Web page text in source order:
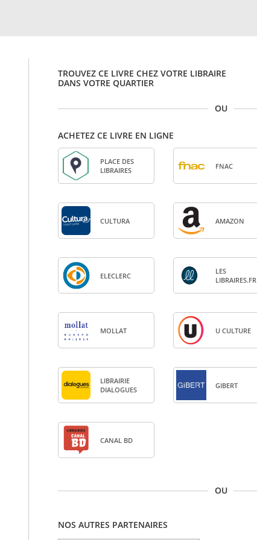
TROUVEZ CE LIVRE CHEZ VOTRE LIBRAIRE
DANS VOTRE QUARTIER
OU
ACHETEZ CE LIVRE EN LIGNE
PLACE DES
LIBRAIRES
FNAC
CULTURA AMA­ZON
ELE­CLERC
LES
LIBRAIRES.FR
MOL­LAT U CULTURE
LIBRAI­RIE
DIA­LOGUES
GIBERT
CANAL BD
OU
NOS AUTRES PARTENAIRES